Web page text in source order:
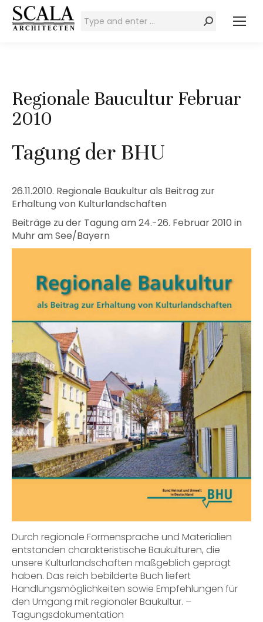
Zoeken:
Regionale Baucultur Februar
2010
Tagung der BHU
26.11.2010. Regionale Baukultur als Beitrag zur
Erhaltung von Kulturlandschaften
Beiträge zu der Tagung am 24.-26. Februar 2010 in
Muhr am See/Bayern
Durch regionale Formensprache und Materialien
entstanden charakteristische Baukulturen, die
unsere Kulturlandschaften maßgeblich geprägt
haben. Das reich bebilderte Buch liefert
Handlungsmöglichkeiten sowie Empfehlungen für
den Umgang mit regionaler Baukultur. –
Tagungsdokumentation